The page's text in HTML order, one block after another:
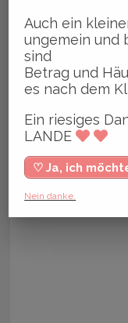
Auch ein
ungemein und
sind
Betrag und
es nach dem
Ein riesiges
LANDE
♡ Ja, ich
Nein danke.